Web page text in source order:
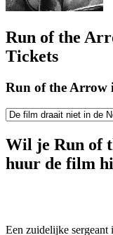
Run of the
Tickets
Run of the Arrow
Wil je Run of
huur de film
Een zuidelijke sergeant